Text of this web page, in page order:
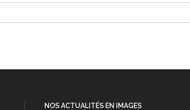
NOS ACTUALITÉS EN IMAGES